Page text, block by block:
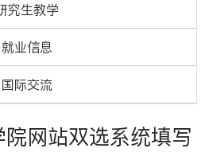
究生教学
就业信息
国际交流
网站双选系统填写